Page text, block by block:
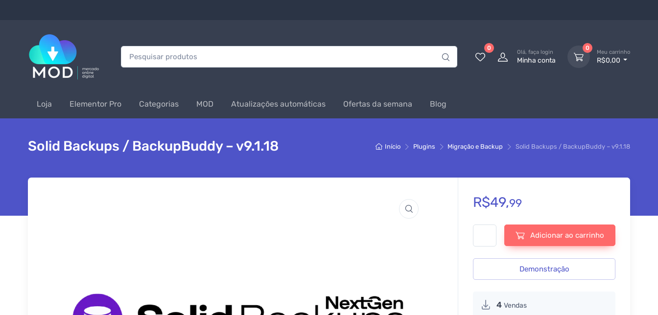
Procurar: 0
Olá, faça login
Minha conta
0
Meu carrinho
R$0,00
Loja Elementor Pro Categorias MOD Atualizações automáticas Ofertas da semana Blog
Início Plugins Migração e Backup Solid Backups / BackupBuddy – v9.1.18
Solid Backups / BackupBuddy – v9.1.18
R$49,99
Solid Backups / BackupBuddy - v9.1.18 quantidade
Adicionar ao carrinho
Demonstração
4 Vendas